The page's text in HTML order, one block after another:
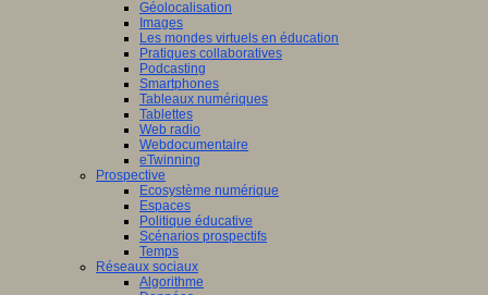
Géolocalisation
Images
Les mondes virtuels en éducation
Pratiques collaboratives
Podcasting
Smartphones
Tableaux numériques
Tablettes
Web radio
Webdocumentaire
eTwinning
Prospective
Ecosystème numérique
Espaces
Politique éducative
Scénarios prospectifs
Temps
Réseaux sociaux
Algorithme